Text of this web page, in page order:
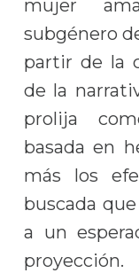
mujer
subgénero
partir de la
de la
prolija
basada en
más los
buscada
a un
proyección.